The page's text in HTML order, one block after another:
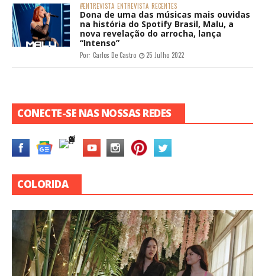
#ENTREVISTA ENTREVISTA RECENTES
Dona de uma das músicas mais ouvidas
na história do Spotify Brasil, Malu, a
nova revelação do arrocha, lança
“Intenso”
Por: Carlos De Castro 25 Julho 2022
CONECTE-SE NAS NOSSAS REDES
COLORIDA